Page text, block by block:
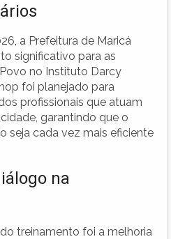
a Prefeitura de Maricá
significativo para as
no Instituto Darcy
foi planejado para
profissionais que atuam
garantindo que o
seja cada vez mais eficiente
na
treinamento foi a melhoria